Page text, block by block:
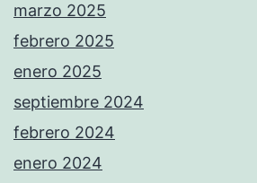
marzo 2025
febrero 2025
enero 2025
septiembre 2024
febrero 2024
enero 2024